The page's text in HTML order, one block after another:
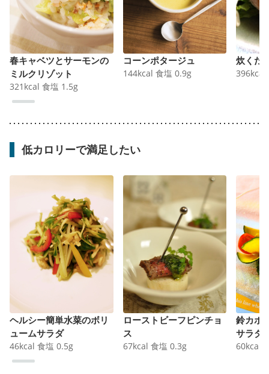
春キャベツとサーモンの
ミルクリゾット
321 kcal 食塩 1.5g
コーンポタージュ
144kcal 食塩 0.9g
炊くだ
396kcal
低カロリーで満足したい
ヘルシー簡単水菜のボリ
ュームサラダ
46kcal 食塩 0.5g
ローストビーフピンチョ
ス
67kcal 食塩 0.3g
鈴カボ
サラダ
60kcal